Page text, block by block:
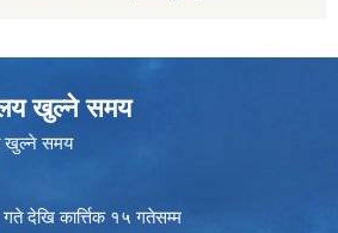
खुल्ने समय
खुल्ने समय
देखि कार्त्तिक १५ गतेसम्म